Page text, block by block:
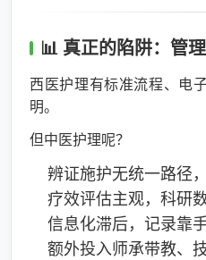
📊 真正的陷阱：管
西医护理有标准流程、电
明。
但中医护理呢？
辨证施护无统一路径
疗效评估主观，科研
信息化滞后，记录靠手
额外投入师承带教、